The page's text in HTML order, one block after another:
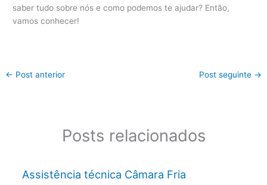
saber tudo sobre nós e como podemos te ajudar? Então,
vamos conhecer!
← Post anterior Post seguinte →
Posts relacionados
Assistência técnica Câmara Fria